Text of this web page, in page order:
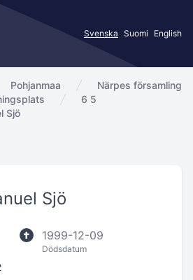
Svenska Suomi English
Pohjanmaa
Närpes församling
6 5
Sjö
Sjö
1999-12-09
Dödsdatum